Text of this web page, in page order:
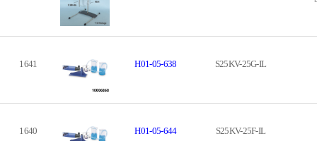
1641 H01-05-638 S25KV-25G-IL
1640 H01-05-644 S25KV-25F-IL